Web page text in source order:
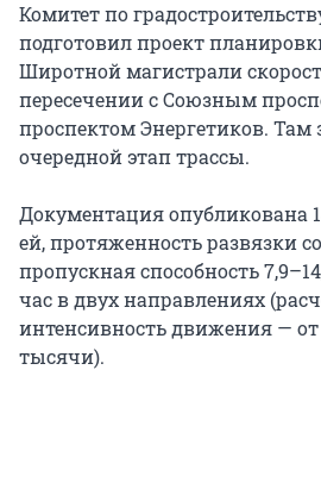
Комитет по
подготовил проект
Широтной магистрали
пересечении с Союзным
проспектом Энергетиков. Там
очередной этап трассы.
Документация опубликована
ей, протяженность развязки
пропускная способность
час в двух направлениях
интенсивность движения — от
тысячи).